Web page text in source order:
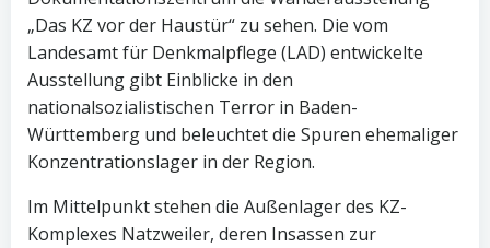
„Das KZ vor der Haustür“ zu sehen. Die vom
Landesamt für Denkmalpflege (LAD) entwickelte
Ausstellung gibt Einblicke in den
nationalsozialistischen Terror in Baden-
Württemberg und beleuchtet die Spuren ehemaliger
Konzentrationslager in der Region.
Im Mittelpunkt stehen die Außenlager des KZ-
Komplexes Natzweiler, deren Insassen zur